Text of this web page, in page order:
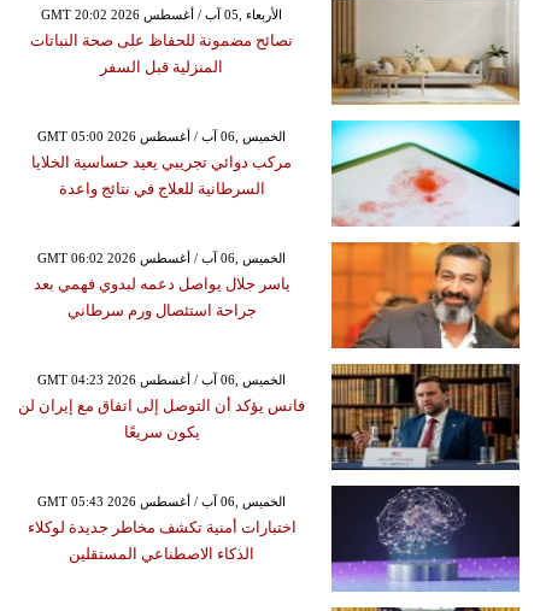
GMT 20:02 2026 الأربعاء ,05 آب / أغسطس
نصائح مضمونة للحفاظ على صحة النباتات
المنزلية قبل السفر
GMT 05:00 2026 الخميس ,06 آب / أغسطس
مركب دوائي تجريبي يعيد حساسية الخلايا
السرطانية للعلاج في نتائج واعدة
GMT 06:02 2026 الخميس ,06 آب / أغسطس
ياسر جلال يواصل دعمه لبدوي فهمي بعد
جراحة استئصال ورم سرطاني
GMT 04:23 2026 الخميس ,06 آب / أغسطس
فانس يؤكد أن التوصل إلى اتفاق مع إيران لن
يكون سريعًا
GMT 05:43 2026 الخميس ,06 آب / أغسطس
اختبارات أمنية تكشف مخاطر جديدة لوكلاء
الذكاء الاصطناعي المستقلين